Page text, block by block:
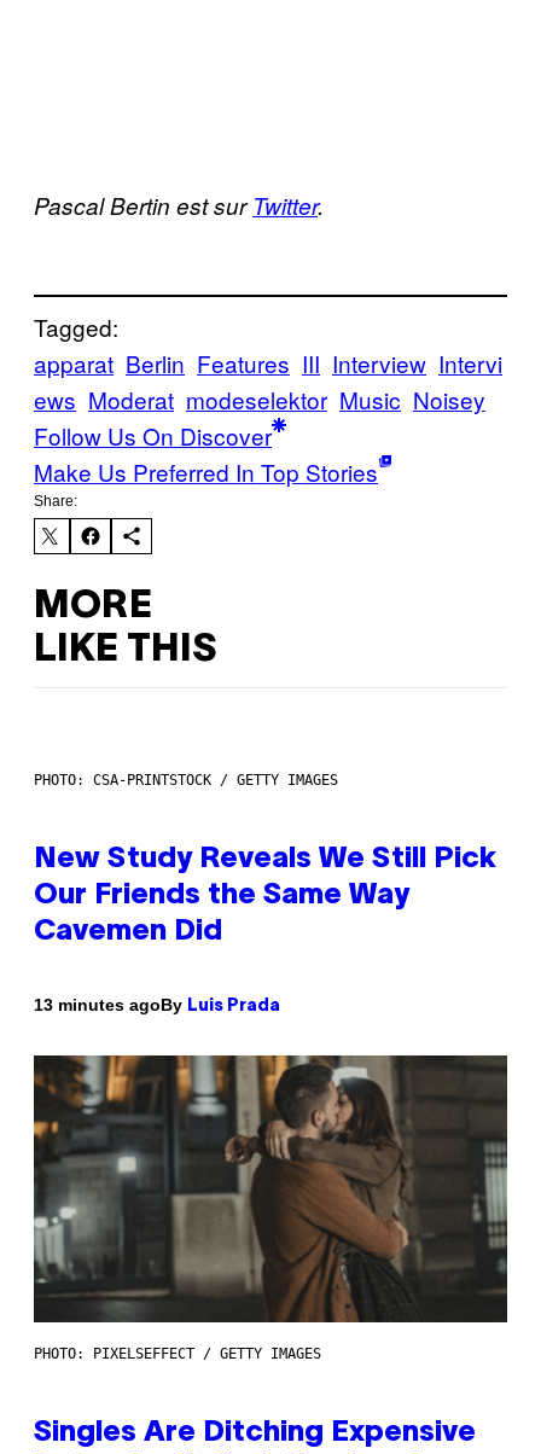
Pascal Bertin est surTwitter.
Tagged:
apparat Berlin Features III Interview Intervi
ews Moderat modeselektor Music Noisey
Follow Us On Discover
Make Us Preferred In Top Stories
Share:
MORE
LIKE THIS
PHOTO: CSA-PRINTSTOCK / GETTY IMAGES
New Study Reveals We Still Pick
Our Friends the Same Way
Cavemen Did
13 minutes agoBy Luis Prada
PHOTO: PIXELSEFFECT / GETTY IMAGES
Singles Are Ditching Expensive